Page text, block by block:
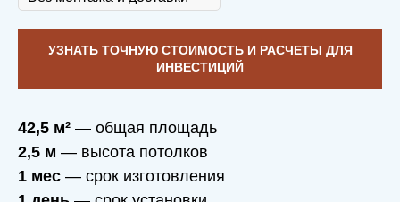
УЗНАТЬ ТОЧНУЮ СТОИМОСТЬ И РАСЧЕТЫ ДЛЯ
ИНВЕСТИЦИЙ
42,5 м² — общая площадь
2,5 м — высота потолков
1 мес — срок изготовления